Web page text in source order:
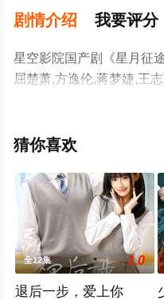
剧情介绍 我要评分
星空影院国产剧《星月征
屈楚萧,方逸伦,蒋梦婕,王
绎的中国大陆电视剧，大
网，更多相关信息可移步
猜你喜欢
全12集 1.0
退后一步，爱上你